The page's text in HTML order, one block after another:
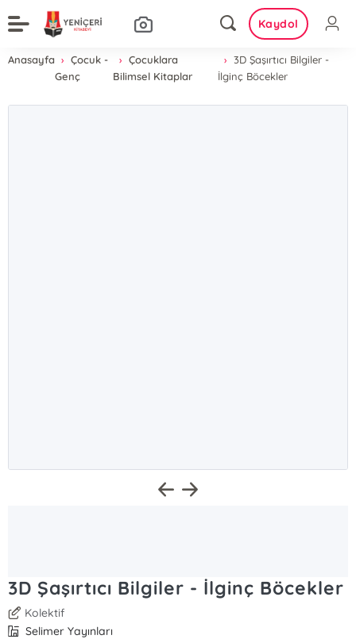
Kaydol
Anasayfa
Çocuk -
Genç
Çocuklara
Bilimsel Kitaplar
3D Şaşırtıcı Bilgiler -
İlginç Böcekler
3D Şaşırtıcı Bilgiler - İlginç Böcekler
Kolektif
Selimer Yayınları